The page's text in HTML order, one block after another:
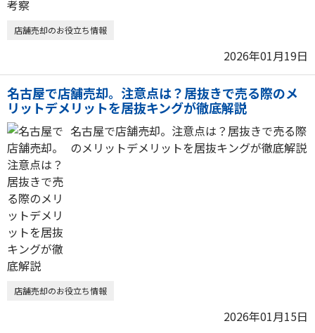
店舗売却のお役立ち情報
2026年01月19日
名古屋で店舗売却。注意点は？居抜きで売る際のメ
リットデメリットを居抜キングが徹底解説
名古屋で店舗売却。注意点は？居抜きで売る際
のメリットデメリットを居抜キングが徹底解説
店舗売却のお役立ち情報
2026年01月15日